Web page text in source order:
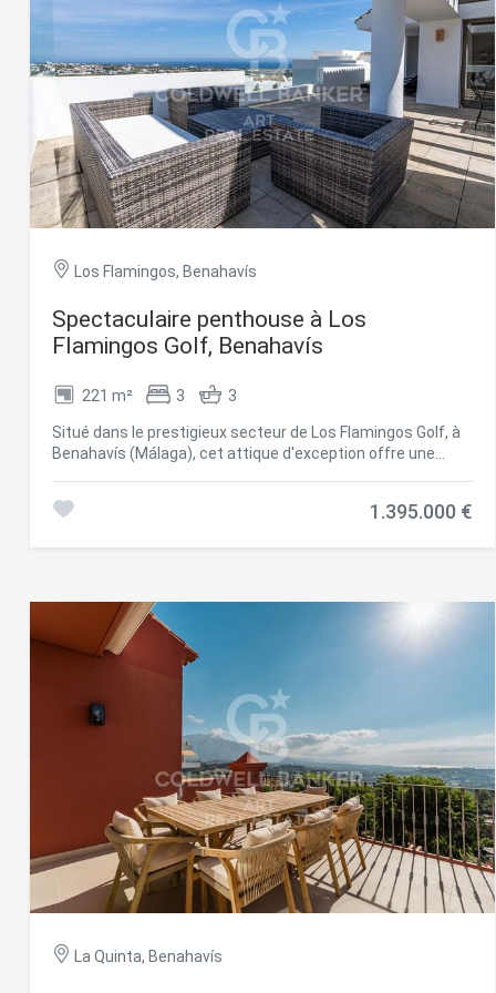
à La Alcaidesa, intermédiaire entre plusieurs centres
urbains du Campo de Gibraltar (La Línea de la Concepción,
San Roque, Algeciras et Guadiaro où se trouve une grande
variété de services (cliniques, écoles, banques,
pharmacies, bus) et une offre de loisirs/culturelle (club de
golf, salle de sport, restaurants, centres commerciaux,
etc.). À 15 km de l'aéroport international de Gibraltar et à 28
km du port d'Algésiras, accès facile à l'A-7/N-340 et liaison
avec l'autoroute AP-7. #ref:CBSH1376
Los Flamingos, Benahavís
Spectaculaire penthouse à Los
Flamingos Golf, Benahavís
221 m² 3 3
Situé dans le prestigieux secteur de Los Flamingos Golf, à
Benahavís (Málaga), cet attique d'exception offre une
et une vaste terrasse de 96 m², la propriété dispose de
expérience de vie incomparable, avec des vues
spectaculaires sur la mer, la montagne et les environs
panoramiques. L'intérieur a été conçu pour répondre aux
exigences de la vie moderne. Il comprend une cuisine
entièrement équipée, la climatisation et un chauffage au
sol dans les salles de bains. Les sols en marbre et la
cheminée élégante confèrent chaleur et distinction, tandis
que les fenêtres à double vitrage assurent efficacité
énergétique et tranquillité. Les placards intégrés et le
débarra offrent un excellent espace de rangement. La
terrasse privée, équipée d'un barbecue, est idéale pour
profiter de soirées en plein air ou accueillir famille et amis.
Situé dans une résidence sécurisée, le complexe propose
une large gamme de services communs, tels qu'une
piscine, des jardins paysagers, des caméras de sécurité et
un ascenseur, ainsi qu'un garage privé pour plus de confort.
et la piscine, créant une atmosphère paisible et relaxante.
1.395.000 €
La Quinta, Benahavís